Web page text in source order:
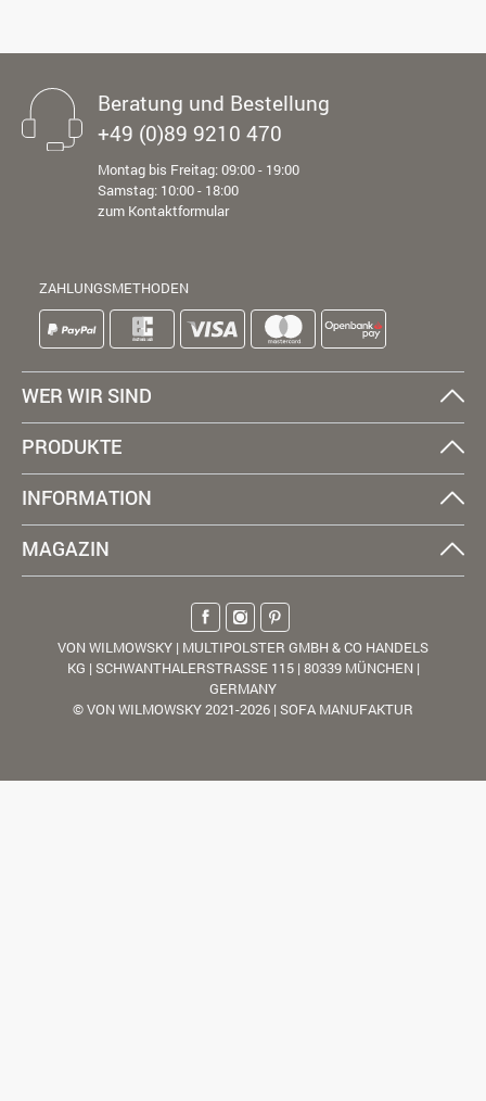
Beratung und Bestellung
+49 (0)89 9210 470
Montag bis Freitag: 09:00 - 19:00
Samstag: 10:00 - 18:00
zum Kontaktformular
ZAHLUNGSMETHODEN
WER WIR SIND
PRODUKTE
INFORMATION
MAGAZIN
VON WILMOWSKY | MULTIPOLSTER GMBH & CO HANDELS
KG | SCHWANTHALERSTRASSE 115 | 80339 MÜNCHEN |
GERMANY
© VON WILMOWSKY 2021-2026 | SOFA MANUFAKTUR